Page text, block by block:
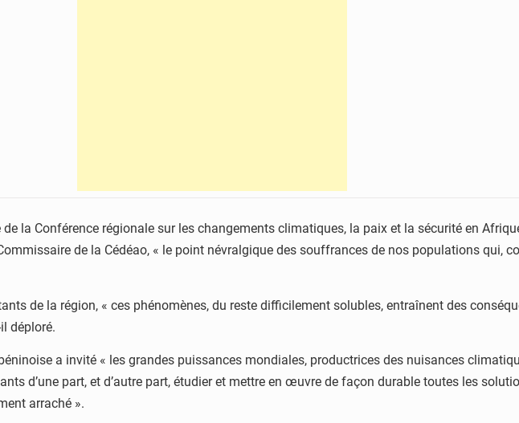
de la Conférence régionale sur les changements climatiques, la paix et la sécurité en
de la Cédéao, « le point névralgique des souffrances de nos populations qui,
de la région, « ces phénomènes, du reste difficilement solubles, entraînent des
déploré.
a invité « les grandes puissances mondiales, productrices des nuisances
d’une part, et d’autre part, étudier et mettre en œuvre de façon durable toutes les
arraché ».